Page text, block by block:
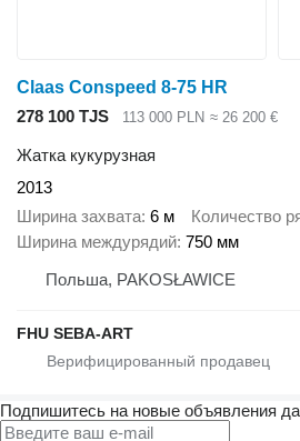
Claas Conspeed 8-75 HR
278 100 TJS
113 000 PLN ≈ 26 200 €
Жатка кукурузная
2013
Ширина захвата 6 м Количество
Ширина междурядий 750 мм
Польша, PAKOSŁAWICE
FHU SEBA-ART
Подпишитесь на новые объявления